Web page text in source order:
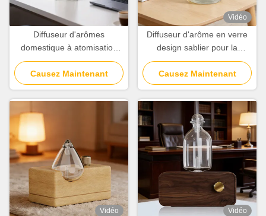
Diffuseur d'arômes
domestique à atomisation
sans eau, diffuseur d'arômes
moderne et minimaliste
Causez Maintenant
Vidéo
Diffuseur d'arôme en verre
design sablier pour la
maison, diffuseur de parfum
blanc pour bureau
Causez Maintenant
Vidéo Vidéo